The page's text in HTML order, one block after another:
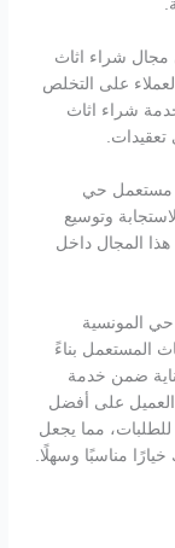
شراء اثاث
على التخلص
شراء اثاث
مستعمل حي
وتوسيع
المجال داخل
المونسية
المستعمل بناءً
ضمن خدمة
على أفضل
مما يجعل
مناسبًا وسهلًا.